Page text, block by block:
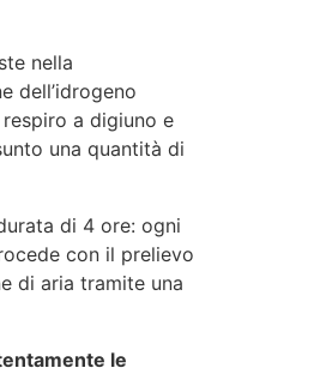
nella
dell’idrogeno
a digiuno e
una quantità di
di 4 ore: ogni
con il prelievo
di aria tramite una
le